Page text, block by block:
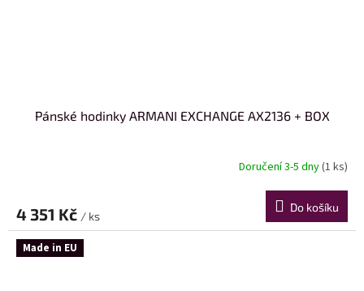
Pánské hodinky ARMANI EXCHANGE AX2136 + BOX
Doručení 3-5 dny(1 ks)
4 351 Kč / ks
Do košíku
Made in EU